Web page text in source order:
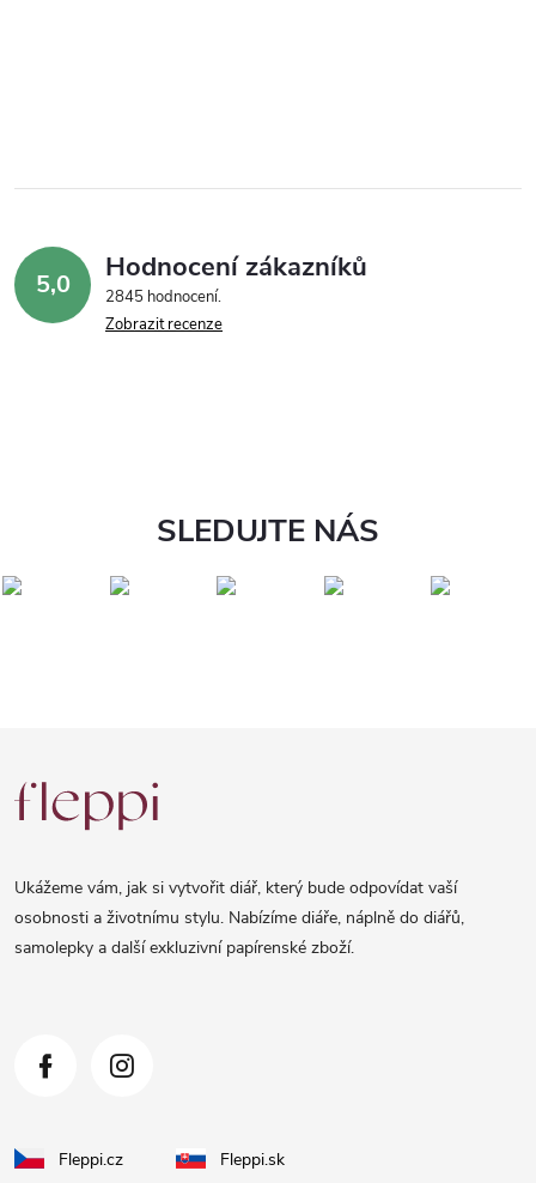
5,0 Hodnocení zákazníků
2845 hodnocení
Zobrazit recenze
SLEDUJTE NÁS
á
Ukážeme vám, jak si vytvořit diář, který bude odpovídat vaší
osobnosti a životnímu stylu. Nabízíme diáře, náplně do diářů,
samolepky a další exkluzivní papírenské zboží.
Fleppi.cz Fleppi.sk